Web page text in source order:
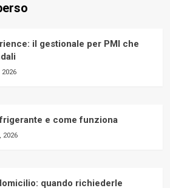
il gestionale per PMI che
e come funziona
2026
quando richiederle